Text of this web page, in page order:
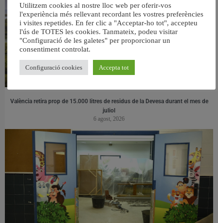
València retira prop de 15.000 litres de residus de la Devesa durant el mes de
juliol
6 agost, 2026
Utilitzem cookies al nostre lloc web per oferir-vos
l'experiència més rellevant recordant les vostres preferències
i visites repetides. En fer clic a "Acceptar-ho tot", accepteu
l'ús de TOTES les cookies. Tanmateix, podeu visitar
"Configuració de les galetes" per proporcionar un
consentiment controlat.
Configuració cookies Accepta tot